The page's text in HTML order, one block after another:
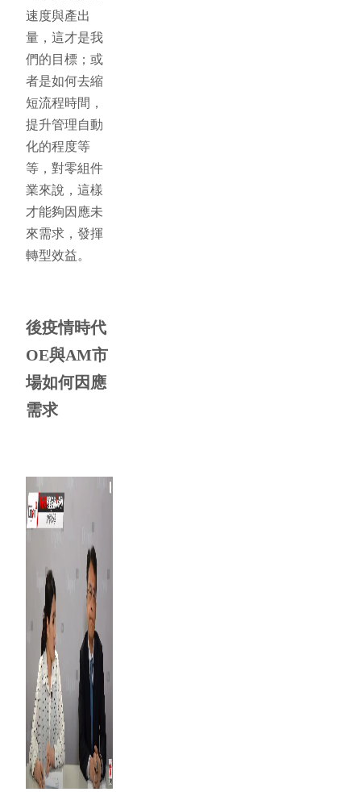
速度與產出
量，這才是我
們的目標；或
者是如何去縮
短流程時間，
提升管理自動
化的程度等
等，對零組件
業來說，這樣
才能夠因應未
來需求，發揮
轉型效益。
後疫情時代
OE與AM市
場如何因應
需求